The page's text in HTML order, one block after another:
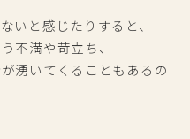
いと感じたりすると、
不満や苛立ち、
湧いてくることもあるの